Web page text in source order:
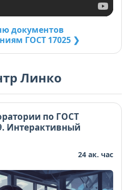
документов
ГОСТ 17025 ❯
Линко
по ГОСТ
Интерактивный
24 ак. час